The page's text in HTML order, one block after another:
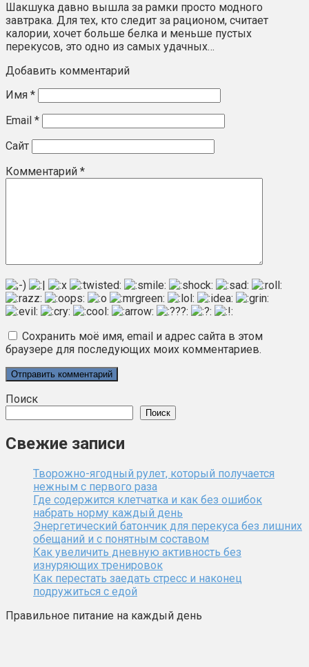
Шакшука давно вышла за рамки просто модного
завтрака. Для тех, кто следит за рационом, считает
калории, хочет больше белка и меньше пустых
перекусов, это одно из самых удачных…
Добавить комментарий
Имя *
Email *
Сайт
Комментарий *
Сохранить моё имя, email и адрес сайта в этом
браузере для последующих моих комментариев.
Поиск
Поиск
Свежие записи
Творожно-ягодный рулет, который получается
нежным с первого раза
Где содержится клетчатка и как без ошибок
набрать норму каждый день
Энергетический батончик для перекуса без лишних
обещаний и с понятным составом
Как увеличить дневную активность без
изнуряющих тренировок
Как перестать заедать стресс и наконец
подружиться с едой
Правильное питание на каждый день